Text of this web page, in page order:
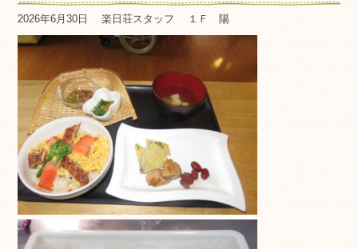
2026年6月30日 楽日荘スタッフ １Ｆ 陽